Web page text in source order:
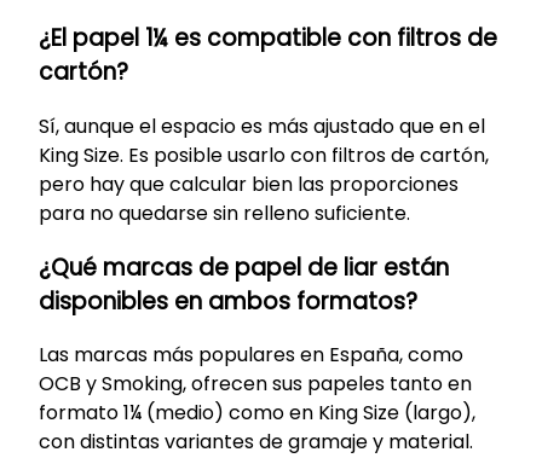
¿El papel 1¼ es compatible con filtros de
cartón?
Sí, aunque el espacio es más ajustado que en el
King Size. Es posible usarlo con filtros de cartón,
pero hay que calcular bien las proporciones
para no quedarse sin relleno suficiente.
¿Qué marcas de papel de liar están
disponibles en ambos formatos?
Las marcas más populares en España, como
OCB y Smoking, ofrecen sus papeles tanto en
formato 1¼ (medio) como en King Size (largo),
con distintas variantes de gramaje y material.